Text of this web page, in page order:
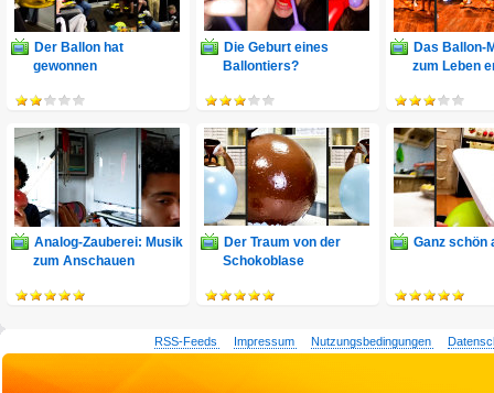
Der Ballon hat
gewonnen
Die Geburt eines
Ballontiers?
Das Ballon-
zum Leben
Analog-Zauberei: Musik
zum Anschauen
Der Traum von der
Schokoblase
Ganz schön
RSS-Feeds Impressum Nutzungsbedingungen